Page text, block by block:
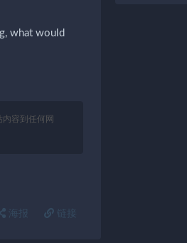
what would
容到任何网
海报 链接